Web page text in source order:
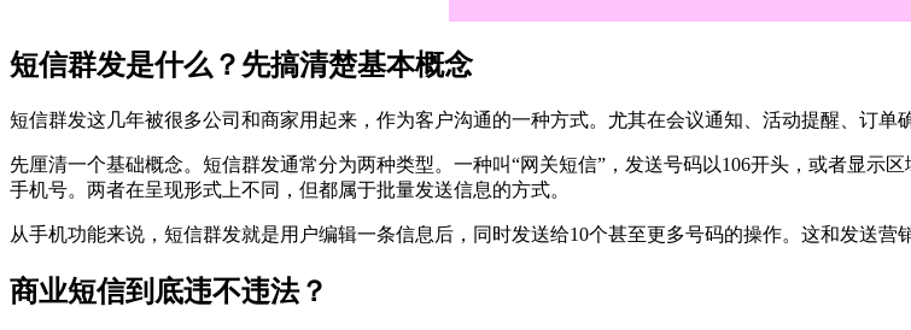
短信群发是什么？先搞清楚基本概念
短信群发这几年被很多公司和商家用起来，作为客户沟通的一种方式。尤其在会议通知、活动提醒、订单
先厘清一个基础概念。短信群发通常分为两种类型。一种叫“网关短信”，发送号码以106开头，或者显示
手机号。两者在呈现形式上不同，但都属于批量发送信息的方式。
从手机功能来说，短信群发就是用户编辑一条信息后，同时发送给10个甚至更多号码的操作。这和发送营
商业短信到底违不违法？